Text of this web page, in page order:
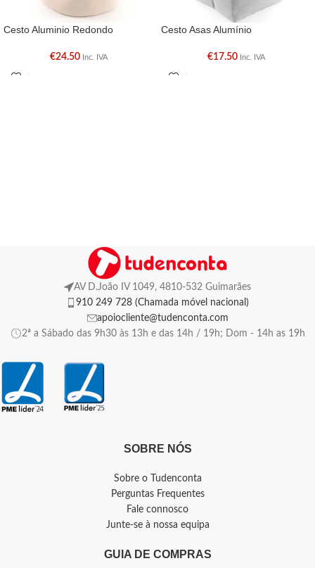
Cesto Aluminio Redondo
€24.50 Inc. IVA
Cesto Asas Alumínio
€17.50 Inc. IVA
AV D.João IV 1049, 4810-532 Guimarães
910 249 728 (Chamada móvel nacional)
apoiocliente@tudenconta.com
2ª a Sábado das 9h30 às 13h e das 14h / 19h; Dom - 14h as 19h
SOBRE NÓS
Sobre o Tudenconta
Perguntas Frequentes
Fale connosco
Junte-se à nossa equipa
GUIA DE COMPRAS